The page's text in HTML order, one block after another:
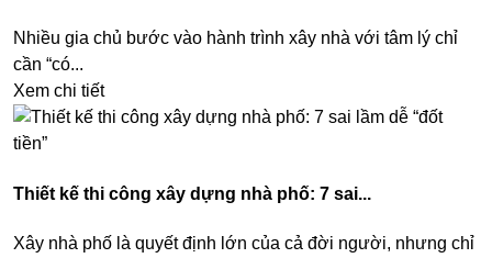
Nhiều gia chủ bước vào hành trình xây nhà với tâm lý chỉ
cần “có...
Xem chi tiết
Thiết kế thi công xây dựng nhà phố: 7 sai...
Xây nhà phố là quyết định lớn của cả đời người, nhưng chỉ